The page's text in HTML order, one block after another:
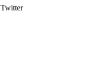
Twitter